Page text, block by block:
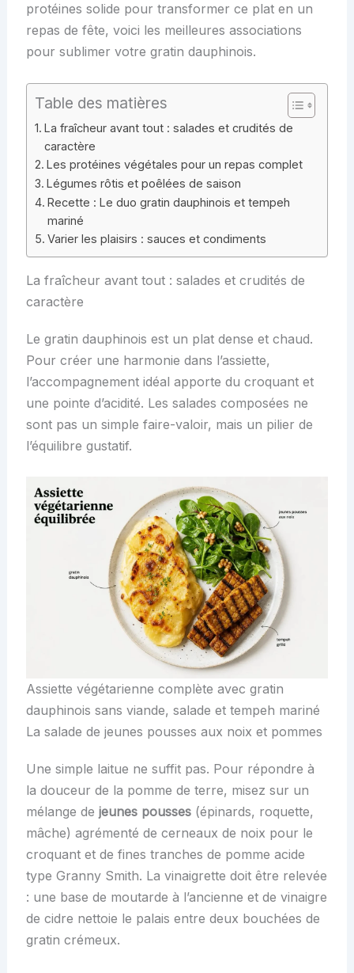
protéines solide pour transformer ce plat en un
repas de fête, voici les meilleures associations
pour sublimer votre gratin dauphinois.
Table des matières
La fraîcheur avant tout : salades et crudités de
caractère
Les protéines végétales pour un repas complet
Légumes rôtis et poêlées de saison
Recette : Le duo gratin dauphinois et tempeh
mariné
Varier les plaisirs : sauces et condiments
La fraîcheur avant tout : salades et crudités de
caractère
Le gratin dauphinois est un plat dense et chaud.
Pour créer une harmonie dans l’assiette,
l’accompagnement idéal apporte du croquant et
une pointe d’acidité. Les salades composées ne
sont pas un simple faire-valoir, mais un pilier de
l’équilibre gustatif.
Assiette végétarienne complète avec gratin
dauphinois sans viande, salade et tempeh mariné
La salade de jeunes pousses aux noix et pommes
Une simple laitue ne suffit pas. Pour répondre à
la douceur de la pomme de terre, misez sur un
mélange de jeunes pousses(épinards, roquette,
mâche) agrémenté de cerneaux de noix pour le
croquant et de fines tranches de pomme acide
type Granny Smith. La vinaigrette doit être relevée
: une base de moutarde à l’ancienne et de vinaigre
de cidre nettoie le palais entre deux bouchées de
gratin crémeux.